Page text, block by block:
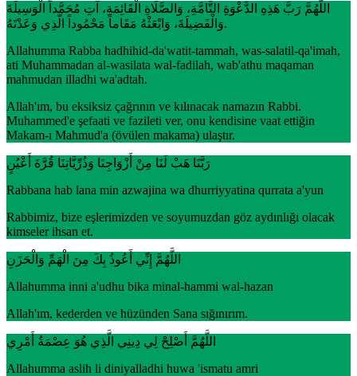
اللَّهُمَّ رَبَّ هَذِهِ الدَّعْوَةِ التَّامَّةِ، وَالصَّلَاةِ الْقَائِمَةِ، آتِ مُحَمَّداً الْوَسِيلَةَ
وَالْفَضِيلَةَ، وَابْعَثْهُ مَقَاماً مَحْمُوداً الَّذِي وَعَدْتَهُ.
Allahumma Rabba hadhihid-da'watit-tammah, was-salatil-qa'imah,
ati Muhammadan al-wasilata wal-fadilah, wab'athu maqaman
mahmudan illadhi wa'adtah.
Allah'ım, bu eksiksiz çağrının ve kılınacak namazın Rabbi.
Muhammed'e şefaati ve fazileti ver, onu kendisine vaat ettiğin
Makam-ı Mahmud'a (övülen makama) ulaştır.
رَبَّنَا هَبْ لَنَا مِنْ أَزْوَاجِنَا وَذُرِّيَّاتِنَا قُرَّةَ أَعْيُنٍ
Rabbana hab lana min azwajina wa dhurriyyatina qurrata a'yun
Rabbimiz, bize eşlerimizden ve soyumuzdan göz aydınlığı olacak
kimseler ihsan et.
اللَّهُمَّ إِنِّي أَعُوذُ بِكَ مِنَ الْهَمِّ وَالْحَزَنِ
Allahumma inni a'udhu bika minal-hammi wal-hazan
Allah'ım, kederden ve hüzünden Sana sığınırım.
اللَّهُمَّ أَصْلِحْ لِي دِينِي الَّذِي هُوَ عِصْمَةُ أَمْرِي
Allahumma aslih li diniyalladhi huwa 'ismatu amri